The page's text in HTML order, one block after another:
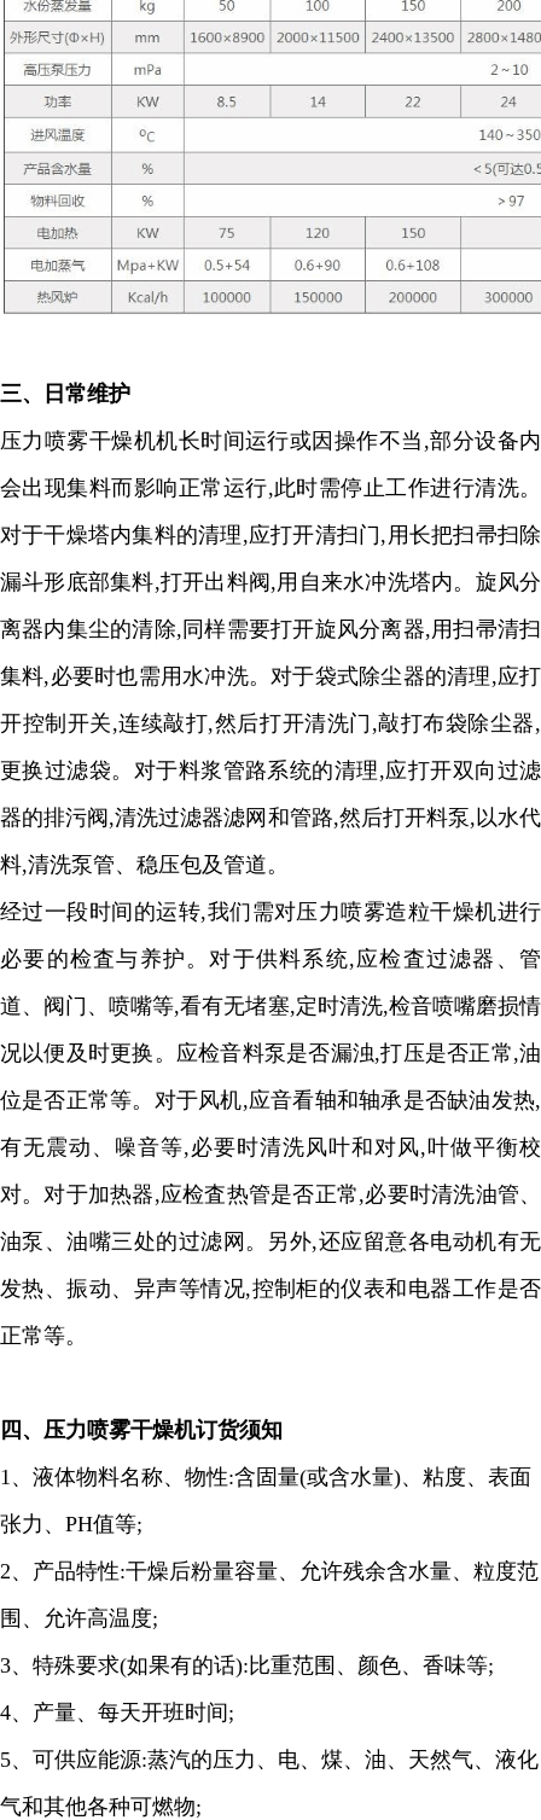
三、日常维护
压力喷雾干燥机机长时间运行或因操作不当 ,部分设备内
会出现集料而影响正常运行,此时需停止工作进行清洗。
对于干燥塔内集料的清理,应打开清扫门 ,用长把扫帚扫除
漏斗形底部集料,打开出料阀 ,用自来水冲洗塔内。旋风分
离器内集尘的清除, 同样需要打开旋风分离器,用扫帚清扫
集料,必要时也需用水冲洗。对于袋式除尘器的清理,应打
开控制开关,连续敲打,然后打开清洗门 ,敲打布袋除尘器,
更换过滤袋。对于料浆管路系统的清理,应打开双向过滤
器的排污阀 ,清洗过滤器滤网和管路,然后打开料泵,以水代
料,清洗泵管、稳压包及管道。
经过一段时间的运转,我们需对压力喷雾造粒干燥机进行
必要的检査与养护。对于供料系统,应检査过滤器、管
道、阀门、喷嘴等,看有无堵塞,定时清洗,检音喷嘴磨损情
况以便及时更换。应检音料泵是否漏浊,打压是否正常,油
位是否正常等。对于风机,应音看轴和轴承是否缺油发热,
有无震动、噪音等,必要时清洗风叶和对风,叶做平衡校
对。对于加热器,应检査热管是否正常,必要时清洗油管、
油泵、油嘴三处的过滤网。另外,还应留意各电动机有无
发热、振动、异声等情况,控制柜的仪表和电器工作是否
正常等。
四、 压力喷雾干燥机订货须知
1、液体物料名称、物性:含固量(或含水量)、粘度、表面
张力、 PH值等;
2、产品特性:干燥后粉量容量、允许残余含水量、粒度范
围、允许高温度;
3、特殊要求(如果有的话): 比重范围、颜色、香味等;
4、产量、每天开班时间 ;
5、可供应能源:蒸汽的压力、电、煤、油、天然气、液化
气和其他各种可燃物;